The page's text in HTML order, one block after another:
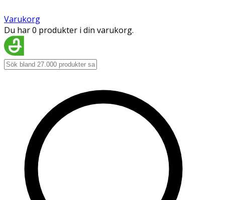
Varukorg
Du har 0 produkter i din varukorg.